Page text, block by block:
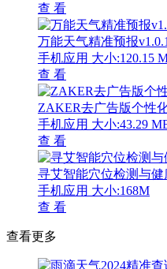
查 看
万能天气精准预报
手机应用 大小:120.15
查 看
ZAKER去广告版个性
手机应用 大小:43.29
查 看
寻艾智能穴位检测与健
手机应用 大小:168M
查 看
查看更多